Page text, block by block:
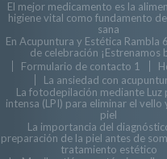
El mejor medicamento es la
higiene vital como fundamento
sana
En Acupuntura y Estética Rambla
de celebración ¡Estrenamos
Formulario de contacto 1
La ansiedad con
La fotodepilación mediante Luz
intensa (LPI) para eliminar el vello
piel
La importancia del
preparación de la piel antes de
tratamiento estético